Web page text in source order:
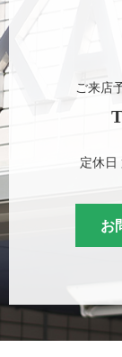
ご来店
定休日
お